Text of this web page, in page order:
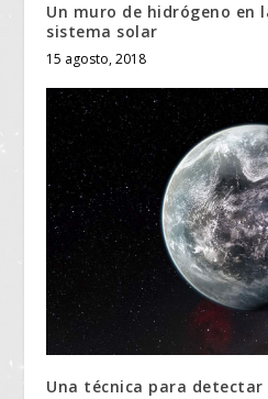
Un muro de hidrógeno en
sistema solar
15 agosto, 2018
Una técnica para detectar